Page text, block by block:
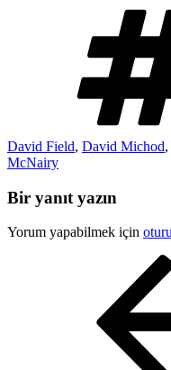
David Field, David Michod,
McNairy
Bir yanıt yazın
Yorum yapabilmek için